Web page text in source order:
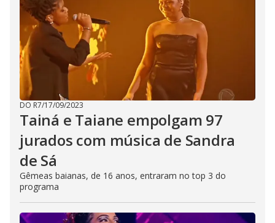
DO R7/17/09/2023
Tainá e Taiane empolgam 97
jurados com música de Sandra
de Sá
Gêmeas baianas, de 16 anos, entraram no top 3 do
programa